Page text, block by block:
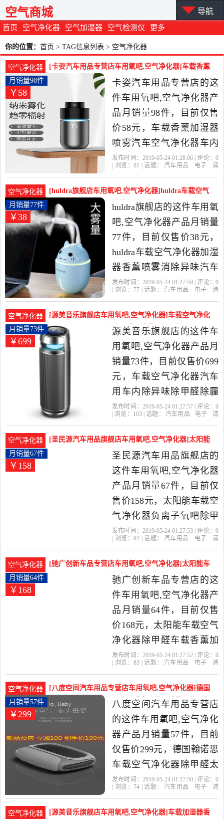
首页 空气净化器 空气加湿器 空气检测仪 更多
空气商城 导航
你的位置： 首页 > TAG信息列表 > 空气净化器
空气净化器
[卡姿汽车用品专营店车用氧吧,空气净化器]车载香薰
加湿器喷雾汽车空气净化器车内月销量98件仅售58元
￥58
月销量98件
卡姿汽车用品专营店的这
件车用氧吧,空气净化器产
品月销量98件，目前仅售
价58元，车载香薰加湿器
喷雾汽车空气净化器车内
异味消除器车用迷你氧吧
营店精选汽车用品,电子,清
洗,改装当中性价比很高的
车用氧吧,空气净化器，由
浙江 金华发货。
发布时间：2019-05-24 01:28:06 | 评论： 0
| 浏览：81 | 话题： 汽车用品 电子
清
空气净化器
[huldra旗舰店车用氧吧,空气净化器]huldra车载空气
净化器加湿器香薰月销量77件仅售38元
￥38
月销量77件
huldra旗舰店的这件车用氧
吧,空气净化器产品月销量
77件，目前仅售价38元，
huldra车载空气净化器加湿
器香薰喷雾消除异味汽车
内用迷你氧吧是2019年
电子,清洗,改装当中性价比
很高的车用氧吧,空气净化
器，由广东 深圳发货。
发布时间：2019-05-24 01:27:59 | 评论： 0
| 浏览： 77 | 话题： 汽车用品 电子
清
空气净化器
[源美音乐旗舰店车用氧吧,空气净化器]车载空气净化
器汽车用车内除异味除甲醛月销量73件仅售699元
￥699
月销量73件
源美音乐旗舰店的这件车
用氧吧,空气净化器产品月
销量73件，目前仅售价699
元，车载空气净化器汽车
用车内除异味除甲醛除霾
烟味多功能负离子氧吧是
选汽车用品,电子,清洗,改装
当中性价比很高的车用氧
吧,空气净化器，由广东 深
圳发货。
发布时间：2019-05-24 01:27:57 | 评论： 0
| 浏览： 103| 话题： 汽车用品 电子
清
空气净化器
[圣民源汽车用品旗舰店车用氧吧,空气净化器]太阳能
车载空气净化器负离子氧吧除甲醛月销量67件仅售
￥158
月销量67件
圣民源汽车用品旗舰店的
这件车用氧吧,空气净化器
产品月销量67件，目前仅
售价158元，太阳能车载空
气净化器负离子氧吧除甲
醛新车除异味多功能汽车
用品旗舰店精选汽车用品,
电子,清洗,改装当中性价比
很高的车用氧吧,空气净化
器，由广东 深圳发货。
发布时间：2019-05-24 01:27:53 | 评论： 0
| 浏览：92 | 话题： 汽车用品 电子
清
能
空气净化器
[驰广创新车品专营店车用氧吧,空气净化器]太阳能车
载空气净化器除甲醛车载香薰加月销量64件仅售168
￥168
月销量64件
驰广创新车品专营店的这
件车用氧吧,空气净化器产
品月销量64件，目前仅售
价168元，太阳能车载空气
净化器除甲醛车载香薰加
湿器喷雾负离子除味是
店精选汽车用品,电子,清洗,
改装当中性价比很高的车
用氧吧,空气净化器，由福
建 福州发货。
发布时间：2019-05-24 01:27:52 | 评论： 0
| 浏览：83 | 话题： 汽车用品 电子
清
空气净化器
[八度空间汽车用品专营店车用氧吧,空气净化器]德国
翰诺思车载空气净化器除甲醛太阳能月销量57件仅售
299元
￥299
月销量57件
八度空间汽车用品专营店
的这件车用氧吧,空气净化
器产品月销量57件，目前
仅售价299元，德国翰诺思
车载空气净化器除甲醛太
阳能汽车内用除异味PM2.5
车用品专营店精选汽车用
发布时间：2019-05-24 01:27:50 | 评论： 0
| 浏览： 74 | 话题： 汽车用品 电子
清
方
空气净化器
[源美音乐旗舰店车用氧吧,空气净化器]车载加湿器香